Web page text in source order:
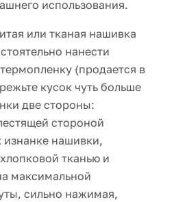
использования.
или тканая нашивка
нанести
(продается в
кусок чуть больше
две стороны:
стороной
изнанке нашивки,
тканью и
максимальной
сильно нажимая,